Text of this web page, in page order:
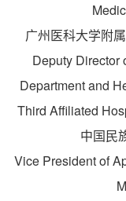
广州医科大学附
Deputy Director
Department and
Third Affiliated
中国民
Vice President of